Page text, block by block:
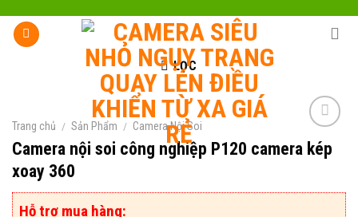
content
LỌC
Trang chủ / Sản Phẩm / Camera Nội Soi
Camera nội soi công nghiệp P120 camera kép
xoay 360
Hỗ trợ mua hàng: